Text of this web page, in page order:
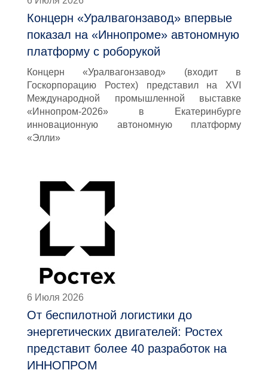
Концерн «Уралвагонзавод» впервые
показал на «Иннопроме» автономную
платформу с роборукой
Концерн «Уралвагонзавод» (входит в
Госкорпорацию Ростех) представил на XVI
Международной промышленной выставке
«Иннопром-2026» в Екатеринбурге
инновационную автономную платформу
«Элли»
6 Июля 2026
От беспилотной логистики до
энергетических двигателей: Ростех
представит более 40 разработок на
ИННОПРОМ